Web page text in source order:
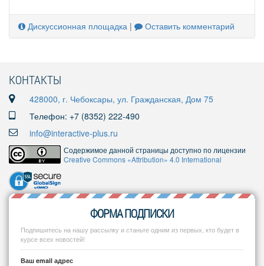
Дискуссионная площадка | Оставить комментарий
КОНТАКТЫ
428000, г. Чебоксары, ул. Гражданская, Дом 75
Телефон: +7 (8352) 222-490
info@interactive-plus.ru
Содержимое данной страницы доступно по лицензии
Creative Commons «Attribution» 4.0 International
ФОРМА ПОДПИСКИ
Подпишитесь на нашу рассылку и станьте одним из первых, кто будет в
курсе всех новостей!
Ваш email адрес